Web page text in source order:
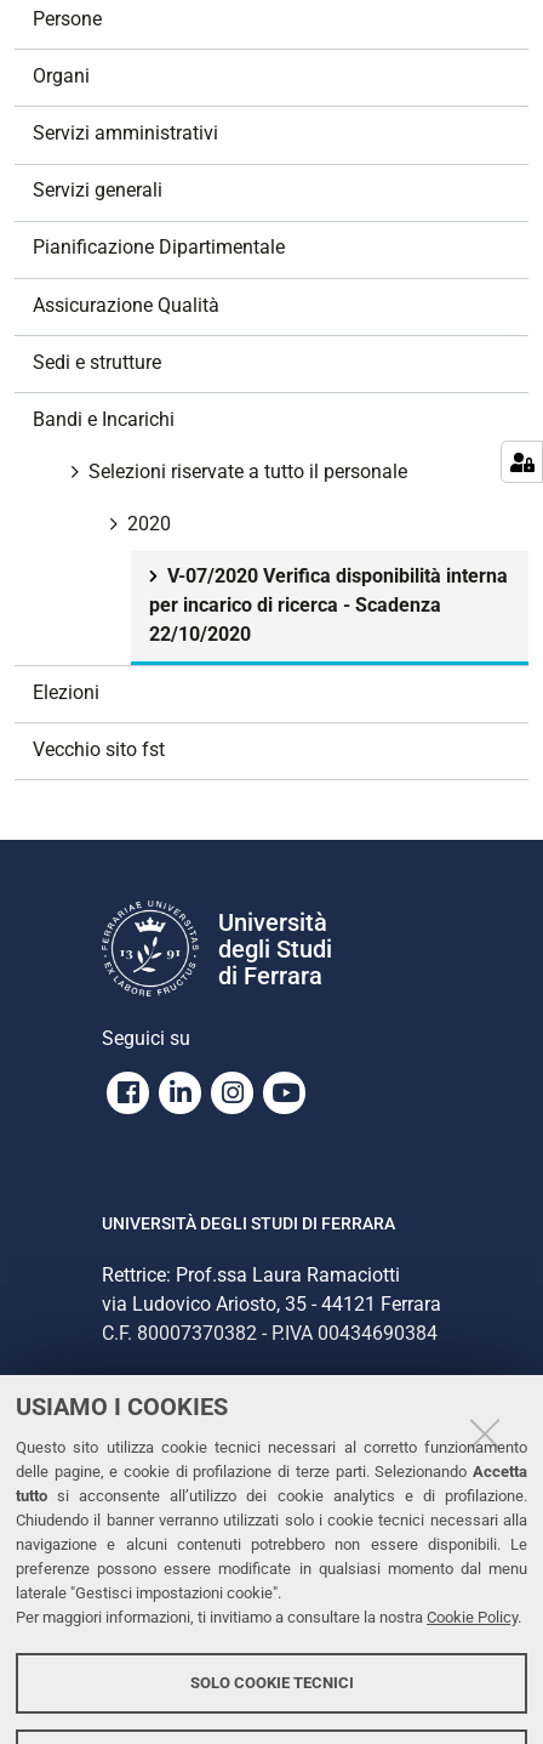
USIAMO I COOKIES
Questo sito utilizza cookie tecnici necessari al corretto funzionamento
delle pagine, e cookie di profilazione di terze parti. Selezionando Accetta
tutto si acconsente all’utilizzo dei cookie analytics e di profilazione.
Chiudendo il banner verranno utilizzati solo i cookie tecnici necessari alla
navigazione e alcuni contenuti potrebbero non essere disponibili. Le
preferenze possono essere modificate in qualsiasi momento dal menu
laterale "Gestisci impostazioni cookie".
Per maggiori informazioni, ti invitiamo a consultare la nostra Cookie Policy.
SOLO COOKIE TECNICI
Persone
Organi
Servizi amministrativi
Servizi generali
Pianificazione Dipartimentale
Assicurazione Qualità
Sedi e strutture
Bandi e Incarichi
Selezioni riservate a tutto il personale
2020
V-07/2020 Verifica disponibilità interna
per incarico di ricerca - Scadenza
22/10/2020
Elezioni
Vecchio sito fst
Università
degli Studi
di Ferrara
Seguici su
Facebook
LinkedinInstagram
Youtube
UNIVERSITÀ DEGLI STUDI DI FERRARA
Rettrice: Prof.ssa Laura Ramaciotti
via Ludovico Ariosto, 35 - 44121 Ferrara
C.F. 80007370382 - P.IVA 00434690384
CONTATTI
Tel. +39 0532 293111
Fax. +39 0532 293031
PEC
LINKS
Dichiarazione di accessibilità
Protezione dati personali